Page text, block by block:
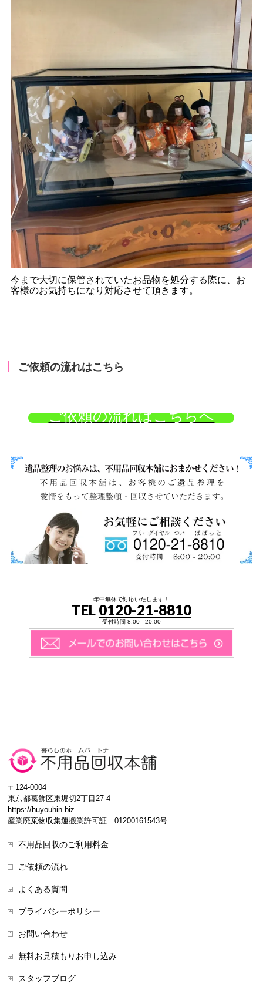
今まで大切に保管されていたお品物を処分する際に、お
客様のお気持ちになり対応させて頂きます。
ご依頼の流れはこちら
ご依頼の流れはこちらへ
年中無休で対応いたします！
TEL 0120-21-8810
受付時間 8:00 - 20:00
〒124-0004
東京都葛飾区東堀切2丁目27-4
https://huyouhin.biz
産業廃棄物収集運搬業許可証 01200161543号
不用品回収のご利用料金
ご依頼の流れ
よくある質問
プライバシーポリシー
お問い合わせ
無料お見積もりお申し込み
スタッフブログ